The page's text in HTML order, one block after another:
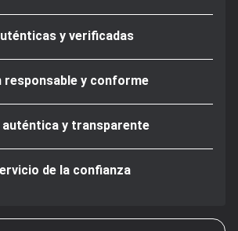
y verificadas
responsable y conforme
auténtica y transparente
de la confianza